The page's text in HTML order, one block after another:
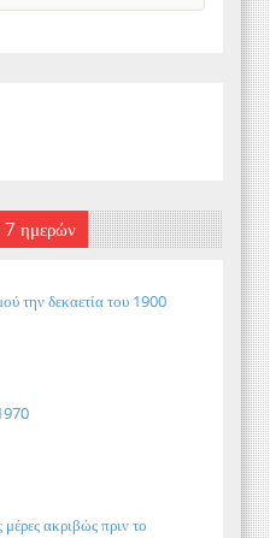
7 ημερών
την δεκαετία του 1900
μέρες ακριβώς πριν το